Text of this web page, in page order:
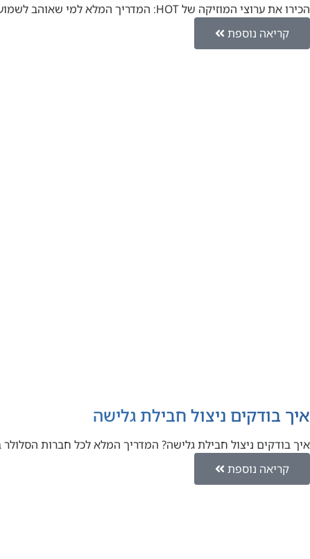
הכירו את ערוצי המוזיקה של HOT: המדריך המלא למי שאוהב לשמוע יאללה אחי, בואו נדבר על מוזיקה. אם אתם אוהבים…
קריאה נוספת
איך בודקים ניצול חבילת גלישה
איך בודקים ניצול חבילת גלישה? המדריך המלא לכל חברות
קריאה נוספת